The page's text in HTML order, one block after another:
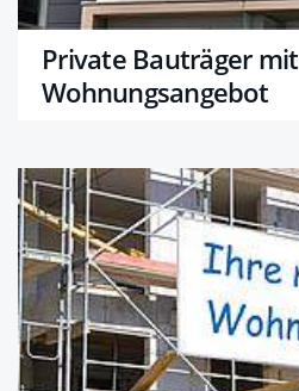
Private Bauträger mit
Wohnungsangebot